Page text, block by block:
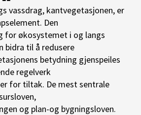
vassdrag, kantvegetasjonen, er
Den
for økosystemet i og langs
bidra til å redusere
betydning gjenspeiles
regelverk
for tiltak. De mest sentrale
og plan-og bygningsloven.